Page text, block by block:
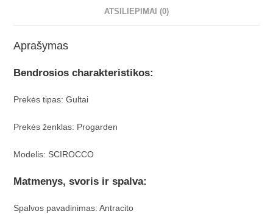
ATSILIEPIMAI (0)
Aprašymas
Bendrosios charakteristikos:
Prekės tipas: Gultai
Prekės ženklas: Progarden
Modelis: SCIROCCO
Matmenys, svoris ir spalva:
Spalvos pavadinimas: Antracito